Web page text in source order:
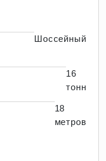
Шоссейный
16
тонн
18
метров